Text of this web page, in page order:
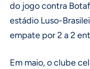
do jogo contra
estádio Luso-
empate por 2 a 2
Em maio, o clube